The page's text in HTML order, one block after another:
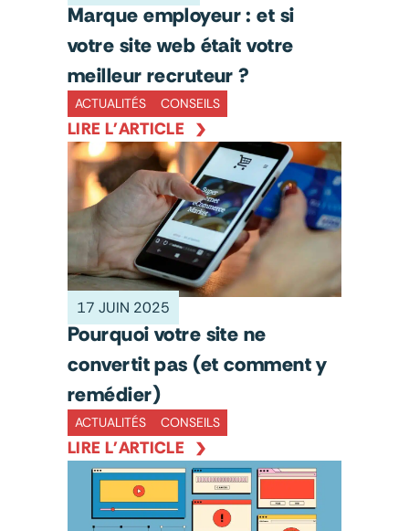
Marque employeur : et si
votre site web était votre
meilleur recruteur ?
ACTUALITÉS CONSEILS
LIRE L'ARTICLE
17 JUIN 2025
Pourquoi votre site ne
convertit pas (et comment y
remédier)
ACTUALITÉS CONSEILS
LIRE L'ARTICLE